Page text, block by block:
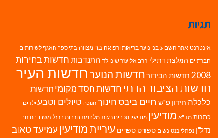
תגיות
אינטרנט אתר השבוע בני נוער בריאות ורפואה בר מצווה בתי ספר האגף לשירותים
חברתיים המלצת דתילי הרב אליעזר שינוולד התנדבות חדשות בחירות
2008 חדשות הבידור חדשות הנוערחדשות העיר
חדשות הציבור הדתי חדשות חסד מקומי חדשות
כלכלה חידון פ"ש חיים ביבסחינוך חנוכה טיולים וטבע ילדים
כתבות מד"א מודיעין מודיעין מכבים רעות מלחמת חרבות ברזל משרד החינוך
נדל"ן נפתלי בנט נשים ספורט ספרים עיריית מודיעין עמיעד טאוב